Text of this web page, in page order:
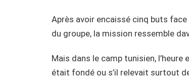
Après avoir encaissé cinq buts
du groupe, la mission ressemble
Mais dans le camp tunisien,
était fondé ou s’il relevait surtout